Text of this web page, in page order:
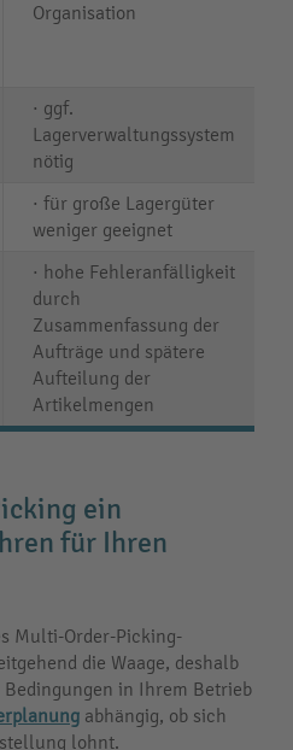
Organisation
· ggf.
Lagerverwaltungssystem
nötig
· für große Lagergüter
weniger geeignet
· hohe Fehleranfälligkeit
durch
Zusammenfassung der
Aufträge und spätere
Aufteilung der
Artikelmengen
ein
für Ihren
Multi-Order-Picking-
die Waage, deshalb
Bedingungen in Ihrem Betrieb
abhängig, ob sich
lohnt.